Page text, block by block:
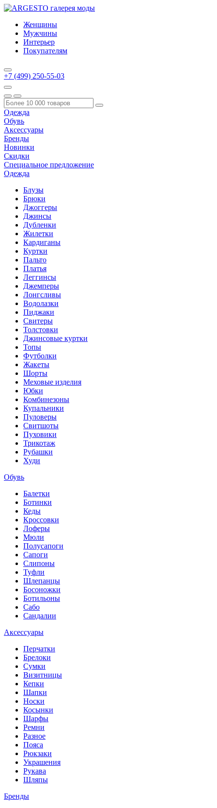
Женщины
Мужчины
Интерьер
Покупателям
+7 (499) 250-55-03
Одежда
Обувь
Аксессуары
Бренды
Новинки
Скидки
Специальное предложение
Одежда
Блузы
Брюки
Джоггеры
Джинсы
Дубленки
Жилетки
Кардиганы
Куртки
Пальто
Платья
Леггинсы
Джемперы
Лонгсливы
Водолазки
Пиджаки
Свитеры
Толстовки
Джинсовые куртки
Топы
Футболки
Жакеты
Шорты
Меховые изделия
Юбки
Комбинезоны
Купальники
Пуловеры
Свитшоты
Пуховики
Трикотаж
Рубашки
Худи
Обувь
Балетки
Ботинки
Кеды
Кроссовки
Лоферы
Мюли
Полусапоги
Сапоги
Слипоны
Туфли
Шлепанцы
Босоножки
Ботильоны
Сабо
Сандалии
Аксессуары
Перчатки
Брелоки
Сумки
Визитницы
Кепки
Шапки
Носки
Косынки
Шарфы
Ремни
Разное
Пояса
Рюкзаки
Украшения
Рукава
Шляпы
Бренды